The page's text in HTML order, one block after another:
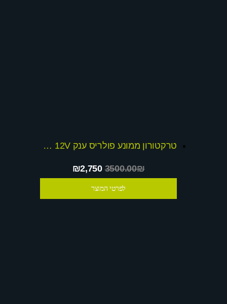
טרקטורון ממונע פולריס ענק 12V דו-מושבי + שובר הנחה
₪2,7503500.00₪
לפרטי המוצר